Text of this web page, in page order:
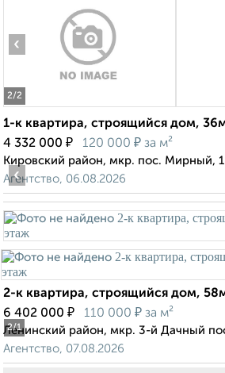
2/2
‹
1-к квартира, строящийся дом,
4 332 000 ₽ 120 000 ₽ за м²
Кировский район, мкр. пос. Мирный,
Агентство, 06.08.2026
2/1
‹
2-к квартира, строящийся дом,
6 402 000 ₽ 110 000 ₽ за м²
Ленинский район, мкр. 3-й Дачный
Агентство, 07.08.2026